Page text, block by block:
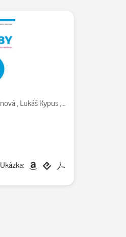
, Lukáš Kypus, Veronika Harazínová
Ukázka: